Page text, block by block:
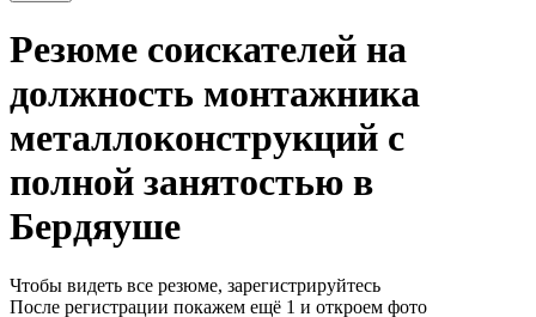
Резюме соискателей на
должность монтажника
металлоконструкций с
полной занятостью в
Бердяуше
Чтобы видеть все резюме, зарегистрируйтесь
После регистрации покажем ещё 1 и откроем фото